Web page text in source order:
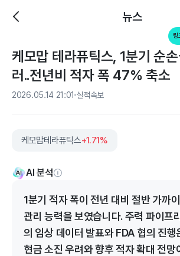
뉴스
링
케모맙 테라퓨틱스, 1분기 순
러..전년비 적자 폭 47% 축소
2026.05.14 21:01 실적속보
케모맙테라퓨틱스+1.71%
AI 분석
1분기 적자 폭이 전년 대비 절반 가까
관리 능력을 보였습니다. 주력 파이프
의 임상 데이터 발표와 FDA 협의 진행
현금 소진 우려와 향후 적자 확대 전망